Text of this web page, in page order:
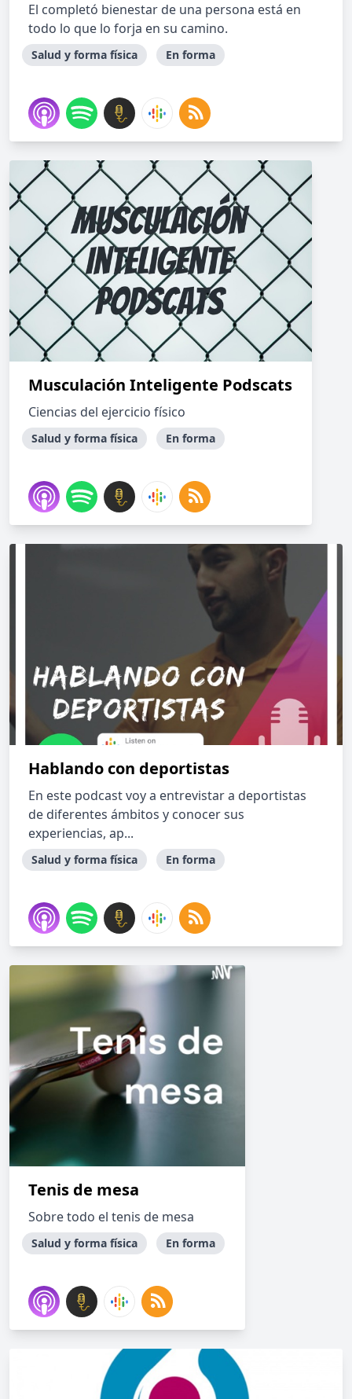
El completó bienestar de una persona está en
todo lo que lo forja en su camino.
Salud y forma física En forma
Musculación Inteligente Podscats
Ciencias del ejercicio físico
Salud y forma física En forma
Hablando con deportistas
En este podcast voy a entrevistar a deportistas
de diferentes ámbitos y conocer sus
experiencias, ap...
Salud y forma física En forma
Tenis de mesa
Sobre todo el tenis de mesa
Salud y forma física En forma